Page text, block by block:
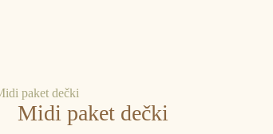
Midi paket dečki